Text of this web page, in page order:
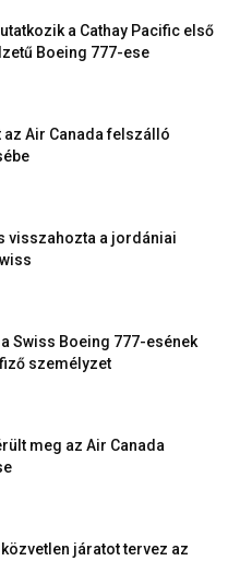
a Cathay Pacific első
Boeing 777-ese
Air Canada felszálló
visszahozta a jordániai
Swiss Boeing 777-esének
személyzet
meg az Air Canada
járatot tervez az